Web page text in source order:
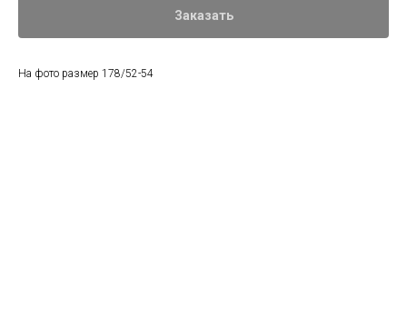
Заказать
На фото размер 178/52-54